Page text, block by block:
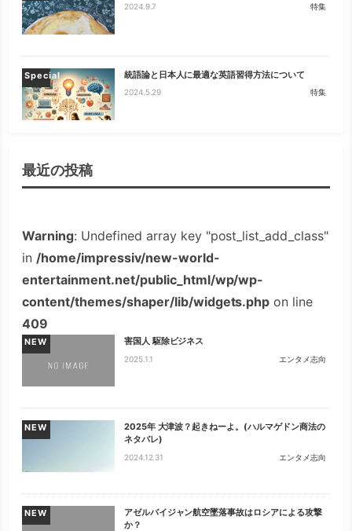
2024.9.7 特集
Special 統語論と日本人に最適な英語習得方法について
2024.5.29 特集
最近の投稿
Warning: Undefined array key "post_list_add_class"
in /home/impressiv/new-world-
entertainment.net/public_html/wp/wp-
content/themes/shaper/lib/widgets.php on line
409
NEW 害国人 駆除ビジネス
2025.1.1 エンタメ志向
NEW
2025年 大津波？起きねーよ。(ハルマゲドン商法の
ネタバレ)
2024.12.31 エンタメ志向
NEW
アゼルバイジャン航空墜落事故はロシアによる攻撃
か？